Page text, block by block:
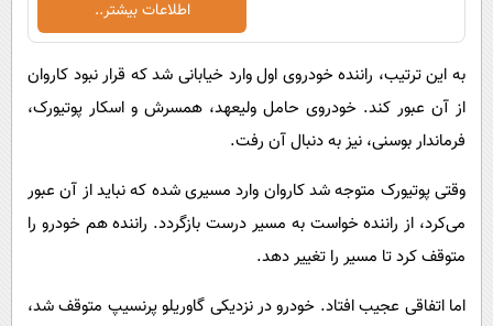
اطلاعات بیشتر..
به این ترتیب، راننده خودروی اول وارد خیابانی شد که قرار نبود کاروان
از آن عبور کند. خودروی حامل ولیعهد، همسرش و اسکار پوتیورک،
فرماندار بوسنی، نیز به دنبال آن رفت.
وقتی پوتیورک متوجه شد کاروان وارد مسیری شده که نباید از آن عبور
می‌کرد، از راننده خواست به مسیر درست بازگردد. راننده هم خودرو را
متوقف کرد تا مسیر را تغییر دهد.
اما اتفاقی عجیب افتاد. خودرو در نزدیکی گاوریلو پرنسیپ متوقف شد،